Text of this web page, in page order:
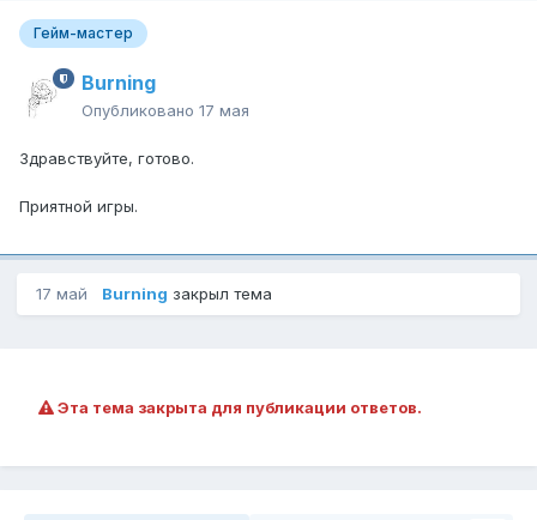
Гейм-мастер
Burning
Опубликовано 17 мая
Здравствуйте, готово.
Приятной игры.
17 май Burning закрыл тема
Эта тема закрыта для публикации ответов.